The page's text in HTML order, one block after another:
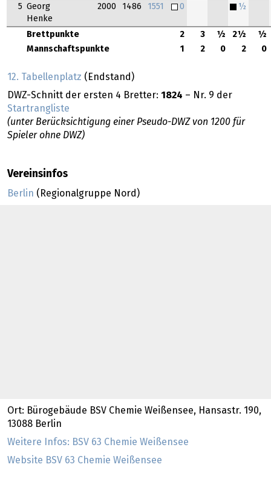
Brettpunkte 2 3 ½ 2½
½
Mannschaftspunkte
1 2 0 2 0
5 Georg
Henke
2000 1486 1551 0 ½
12. Tabellenplatz (Endstand)
DWZ-Schnitt der ersten 4 Bretter: 1824 – Nr. 9 der
Startrangliste
(unter Berücksichtigung einer Pseudo-DWZ von 1200 für
Spieler ohne DWZ)
Vereinsinfos
Berlin (Regionalgruppe Nord)
Ort: Bürogebäude BSV Chemie Weißensee, Hansastr. 190,
13088 Berlin
Weitere Infos: BSV 63 Chemie Weißensee
Website BSV 63 Chemie Weißensee